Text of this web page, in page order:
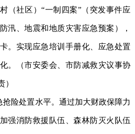
（社区）“一制四案”（ 突发事件应
汛、地震和地质灾害应急预案 ），
。实现应急培训手册化、应急处置
。（市安委会、市防减救灾议事协
）
抢险处置水平。 通过加大财政保障力
强消防救援队伍、森林防灭火队伍